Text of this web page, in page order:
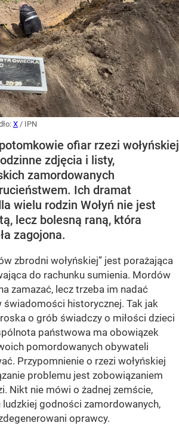
X / IPN
ofiar rzezi wołyńskiej
zdjęcia i listy,
zamordowanych
Ich dramat
wielu rodzin Wołyń nie jest
lecz bolesną raną, która
zagojona.
zbrodni wołyńskiej” jest porażająca
do rachunku sumienia. Mordów
zamazać, lecz trzeba im nadać
świadomości historycznej. Tak jak
o grób świadczy o miłości dzieci
państwowa ma obowiązek
pomordowanych obywateli
Przypomnienie o rzezi wołyńskiej
problemu jest zobowiązaniem
Nikt nie mówi o żadnej zemście,
ludzkiej godności zamordowanych,
oprawcy.